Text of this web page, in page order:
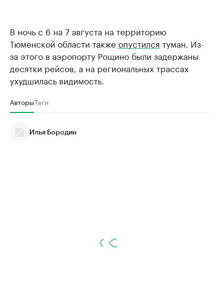
В ночь с 6 на 7 августа на территорию
Тюменской области также опустился туман. Из-
за этого в аэропорту Рощино были задержаны
десятки рейсов, а на региональных трассах
ухудшилась видимость.
АвторыТеги
Илья Бородин